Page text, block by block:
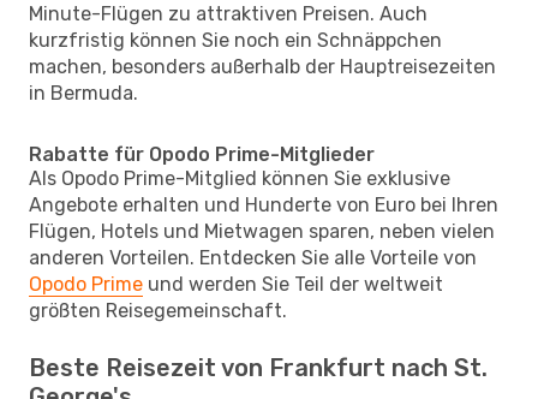
Minute-Flügen zu attraktiven Preisen. Auch
kurzfristig können Sie noch ein Schnäppchen
machen, besonders außerhalb der Hauptreisezeiten
in Bermuda.
Rabatte für Opodo Prime-Mitglieder
Als Opodo Prime-Mitglied können Sie exklusive
Angebote erhalten und Hunderte von Euro bei Ihren
Flügen, Hotels und Mietwagen sparen, neben vielen
anderen Vorteilen. Entdecken Sie alle Vorteile von
Opodo Prime und werden Sie Teil der weltweit
größten Reisegemeinschaft.
Beste Reisezeit von Frankfurt nach St.